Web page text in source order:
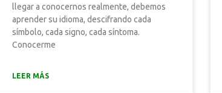
llegar a conocernos realmente, debemos
aprender su idioma, descifrando cada
símbolo, cada signo, cada síntoma.
Conocerme
LEER MÁS